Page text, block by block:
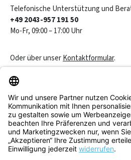
Telefonische Unterstützung und
+49 2043-957 191 50
Mo-Fr, 09:00 – 17:00 Uhr
Oder über unserKontaktformular.
Service & Beratung
Informationen